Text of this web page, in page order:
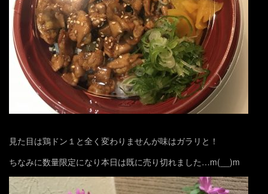
見た目は鶏ドン１と全く変わりませんが味はガラリと！
ちなみに数量限定になり本日は既に売り切れました…m(__)m